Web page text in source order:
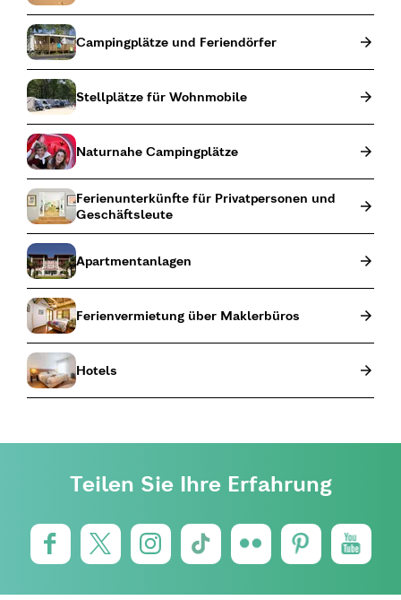
Campingplätze und Feriendörfer
Stellplätze für Wohnmobile
Naturnahe Campingplätze
Ferienunterkünfte für Privatpersonen und
Geschäftsleute
Apartmentanlagen
Ferienvermietung über Maklerbüros
Hotels
Teilen Sie Ihre Erfahrung